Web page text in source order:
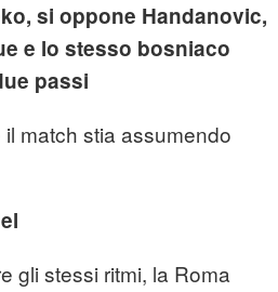
si oppone Handanovic,
e lo stesso bosniaco
passi
match stia assumendo
gli stessi ritmi, la Roma